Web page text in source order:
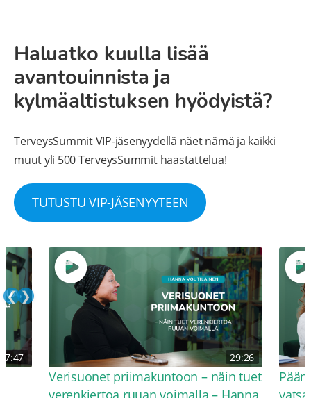
Haluatko kuulla lisää
avantouinnista ja
kylmäaltistuksen hyödyistä?
TerveysSummit VIP-jäsenyydellä näet nämä ja kaikki
muut yli 500 TerveysSummit haastattelua!
TUTUSTU VIP-JÄSENYYTEEN
❮❯
37:47 29:26
Verisuonet priimakuntoon – näin tuet
verenkiertoa ruuan voimalla – Hanna